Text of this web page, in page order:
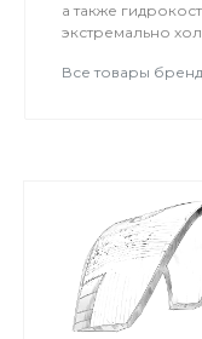
а также
экстремально
Все товары